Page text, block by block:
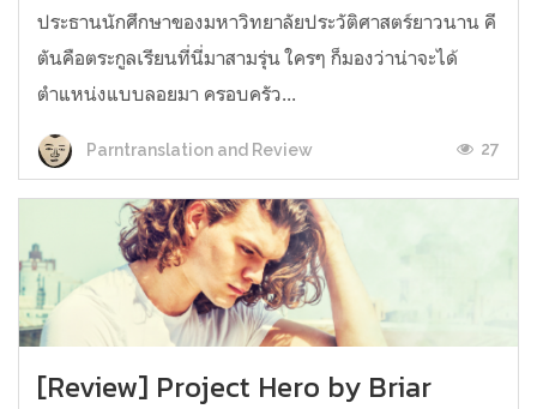
ประธานนักศึกษาของมหาวิทยาลัยประวัติศาสตร์ยาวนาน คี
ตันคือตระกูลเรียนที่นี่มาสามรุ่น ใครๆ ก็มองว่าน่าจะได้
ตำแหน่งแบบลอยมา ครอบครัว...
Parntranslation and Review 27
[Review] Project Hero by Briar